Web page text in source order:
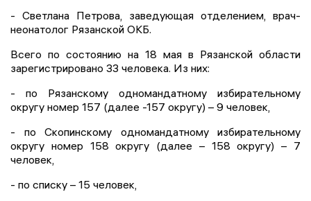
- Светлана Петрова, заведующая отделением, врач-
неонатолог Рязанской ОКБ.
Всего по состоянию на 18 мая в Рязанской области
зарегистрировано 33 человека. Из них:
- по Рязанскому одномандатному избирательному
округу номер 157 (далее -157 округу) – 9 человек,
- по Скопинскому одномандатному избирательному
округу номер 158 округу (далее – 158 округу) – 7
человек,
- по списку – 15 человек,